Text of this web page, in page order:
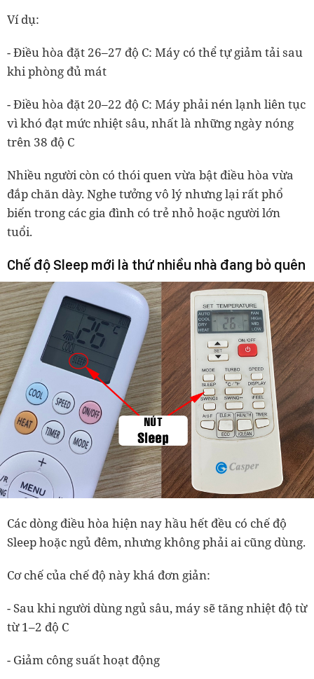
Ví dụ:
- Điều hòa đặt 26–27 độ C: Máy có thể tự giảm tải sau
khi phòng đủ mát
- Điều hòa đặt 20–22 độ C: Máy phải nén lạnh liên tục
vì khó đạt mức nhiệt sâu, nhất là những ngày nóng
trên 38 độ C
Nhiều người còn có thói quen vừa bật điều hòa vừa
đắp chăn dày. Nghe tưởng vô lý nhưng lại rất phổ
biến trong các gia đình có trẻ nhỏ hoặc người lớn
tuổi.
Chế độ Sleep mới là thứ nhiều nhà đang bỏ quên
Các dòng điều hòa hiện nay hầu hết đều có chế độ
Sleep hoặc ngủ đêm, nhưng không phải ai cũng dùng.
Cơ chế của chế độ này khá đơn giản:
- Sau khi người dùng ngủ sâu, máy sẽ tăng nhiệt độ từ
từ 1–2 độ C
- Giảm công suất hoạt động